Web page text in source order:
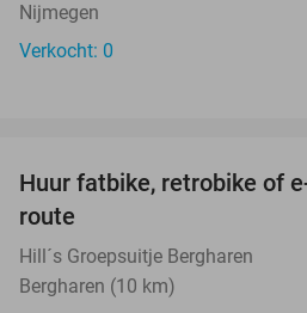
Nijmegen
Verkocht: 0
Huur fatbike, retrobike of
route
Hill´s Groepsuitje Bergharen
Bergharen (10 km)